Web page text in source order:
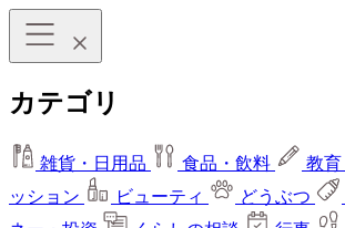
カテゴリ
雑貨・日用品 食品・飲料 教育
ッション
ビューティ どうぶつ